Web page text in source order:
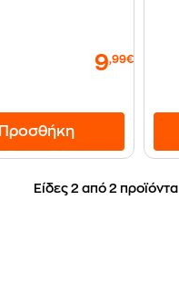
9,99€
Προσθήκη
Είδες 2 από 2 προϊόντα